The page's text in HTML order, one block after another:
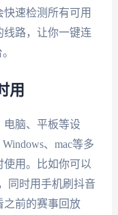
快速检测所有可用
线路，让你一键连
用
电脑、平板等设
、mac等多
用。比如你可以
同时用手机刷抖音
之前的赛事回放